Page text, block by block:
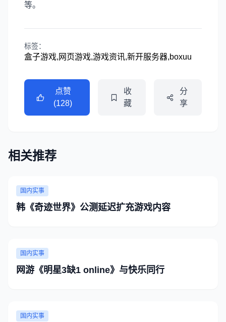
等。
标签：
盒子游戏,网页游戏,游戏资讯,新开服务器,boxuu
点赞
(128)
收
藏
分
享
相关推荐
国内实事
韩《奇迹世界》公测延迟扩充游戏内容
国内实事
网游《明星3缺1 online》与快乐同行
国内实事